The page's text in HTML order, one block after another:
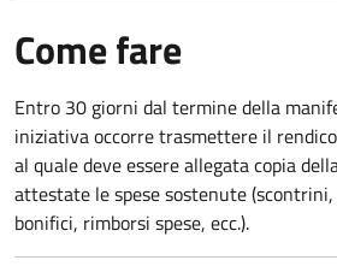
Come fare
Entro 30 giorni dal termine della
iniziativa occorre trasmettere il
al quale deve essere allegata copia
attestate le spese sostenute
bonifici, rimborsi spese, ecc.).